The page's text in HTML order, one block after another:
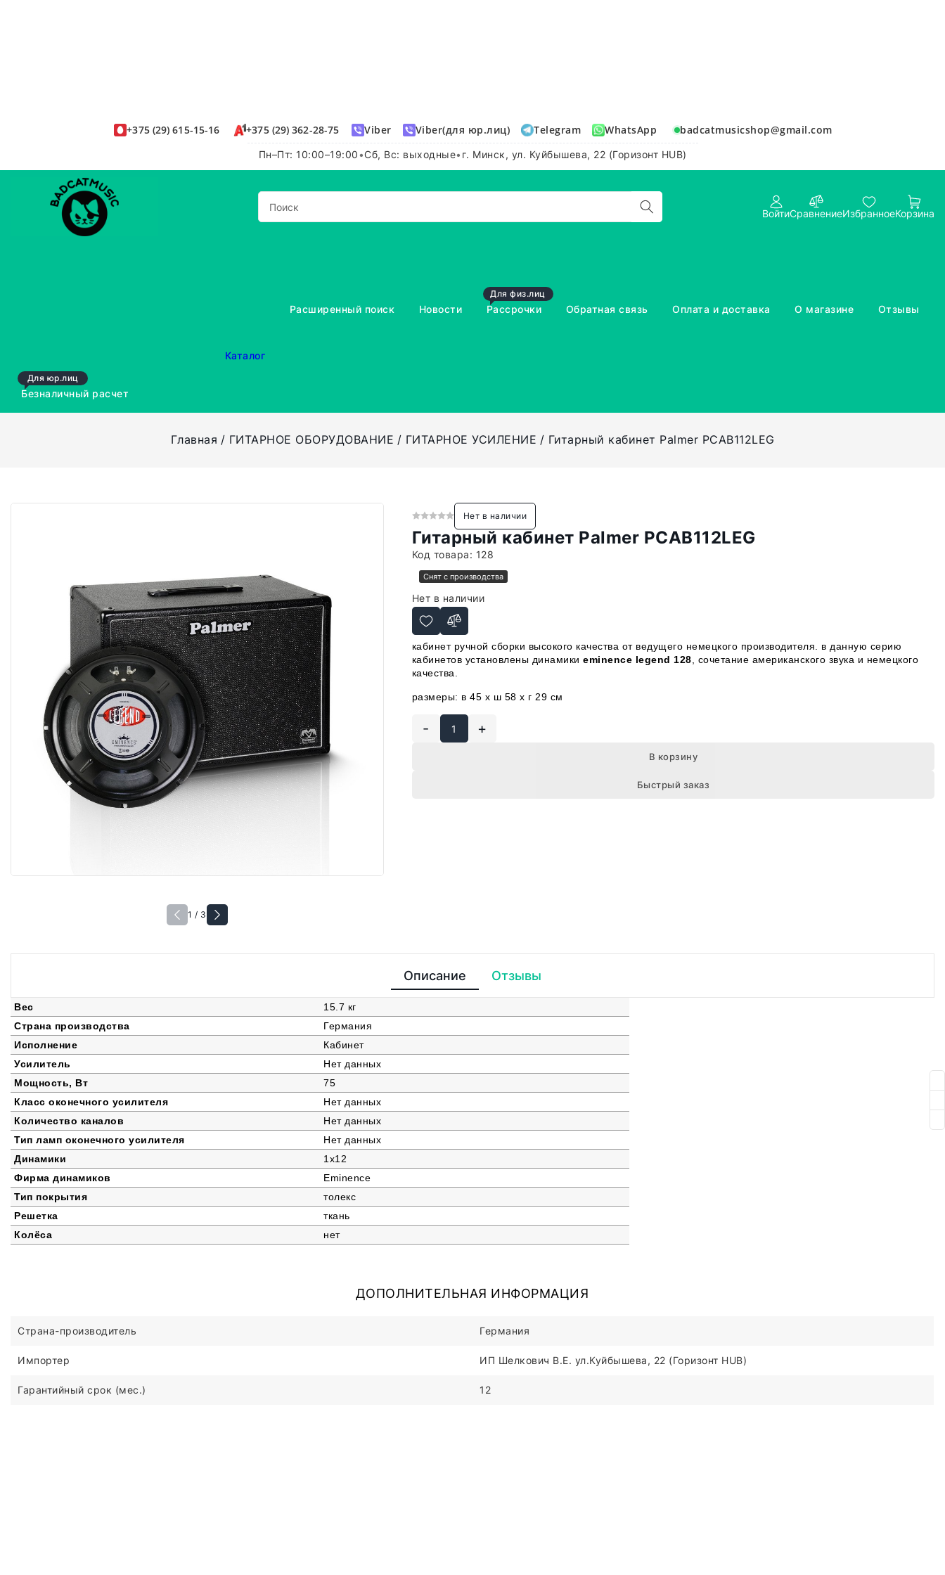
+375 (29) 615-15-16 +375 (29) 362-28-75 Viber Viber(для юр.лиц) Telegram WhatsApp badcatmusicshop@gmail.com
Пн–Пт: 10:00–19:00•Сб, Вс: выходные• г. Минск, ул. Куйбышева, 22 (Горизонт HUB)
ВойтиСравнениеИзбранноеКорзина
Каталог
Расширенный поиск Новости
Для физ.лиц
Рассрочки Обратная связь Оплата и доставка О магазине Отзывы
Для юр.лиц
Безналичный расчет
Главная ГИТАРНОЕ ОБОРУДОВАНИЕ ГИТАРНОЕ УСИЛЕНИЕ Гитарный кабинет Palmer PCAB112LEG
1 / 3
Нет в наличии
Гитарный кабинет Palmer PCAB112LEG
Код товара: 128
Снят с производства
Нет в наличии
кабинет ручной сборки высокого качества от ведущего немецкого производителя. в данную серию
кабинетов установлены динамикиeminence legend 128 , сочетание американского звука и немецкого
качества.
размеры: в 45 x ш 58 x г 29 см
- +
В корзину
Быстрый заказ
Описание Отзывы
Вес
15.7 кг
Страна производства
Германия
Исполнение
Кабинет
Усилитель
Нет данных
Мощность, Вт
75
Класс оконечного усилителя
Нет данных
Количество каналов
Нет данных
Тип ламп оконечного усилителя
Нет данных
Динамики
1х12
Фирма динамиков
Eminence
Тип покрытия
толекс
Решетка
ткань
Колёса
нет
ДОПОЛНИТЕЛЬНАЯ ИНФОРМАЦИЯ
Страна-производитель Германия
Импортер ИП Шелкович В.Е. ул.Куйбышева, 22 (Горизонт HUB)
Гарантийный срок (мес.) 12